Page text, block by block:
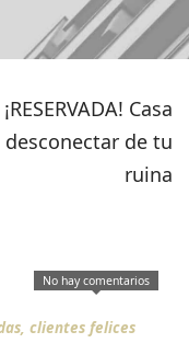
¡RESERVADA! Casa
de tu
ruina
No hay comentarios
clientes felices